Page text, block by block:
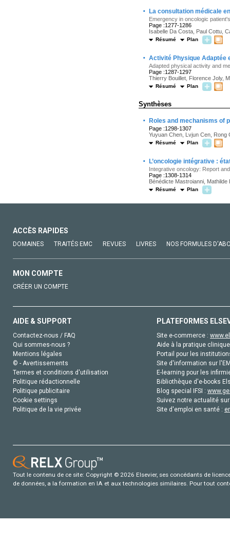
· La consultation médicale
Emergency in oncologic
Page :1277-1286
Isabelle Da Costa, Paul Cottu,
Résumé Plan
· Activité Physique Adaptée
Adapted physical activity and
Page :1287-1297
Thierry Bouillet, Florence Joly,
Résumé Plan
Synthèses
· Roles and mechanisms of
Page :1298-1307
Yuyuan Chen, Lvjun Cen, Rong
Résumé Plan
· L’oncologie intégrative :
Integrative oncology: Report
Page :1308-1314
Bénédicte Mastroianni,
Résumé Plan
ACCÈS RAPIDES
DOMAINES TRAITÉS EMC REVUES LIVRES NOS FORMULES
MON COMPTE
CRÉER UN COMPTE
AIDE & SUPPORT
Contactez-nous / FAQ
Qui sommes-nous ?
Mentions légales
© - Avertissements
Termes et conditions d'utilisation
Politique rédactionnelle
Politique publicitaire
Cookie settings
Politique de la vie privée
PLATEFORMES
Site e-commerce :
Aide à la pratique
Portail pour les
Site d'information sur
E-learning pour les
Bibliothèque d'e-books
Blog special IFSI :
Suivez notre actualité
Site d'emploi en santé :
Tout le contenu de ce site: Copyright © 2026 Elsevier, ses concédants de
de données, a la formation en IA et aux technologies similaires. Pour tout